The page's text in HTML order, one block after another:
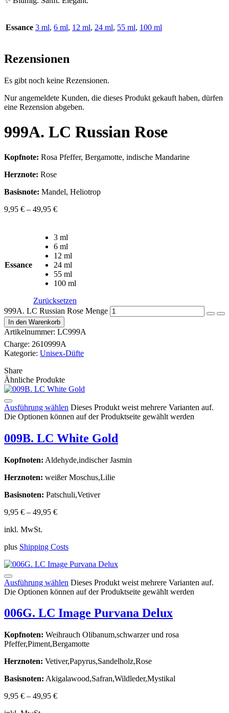
Essance 3 ml, 6 ml, 12 ml, 24 ml, 55 ml, 100 ml
Rezensionen
Es gibt noch keine Rezensionen.
Nur angemeldete Kunden, die dieses Produkt gekauft haben, dürfen
eine Rezension abgeben.
999A. LC Russian Rose
Kopfnote: Rosa Pfeffer, Bergamotte, indische Mandarine
Herznote: Rose
Basisnote: Mandel, Heliotrop
9,95 € – 49,95 €
Essance
3 ml
6 ml
12 ml
24 ml
55 ml
100 ml
Zurücksetzen
999A. LC Russian Rose Menge
In den Warenkorb
Artikelnummer: LC999A
Charge: 2610999A
Kategorie: Unisex-Düfte
Share
Ähnliche Produkte
Ausführung wählen Dieses Produkt weist mehrere Varianten auf.
Die Optionen können auf der Produktseite gewählt werden
009B. LC White Gold
Kopfnoten: Aldehyde,indischer Jasmin
Herznoten: weißer Moschus,Lilie
Basisnoten: Patschuli,Vetiver
9,95 € – 49,95 €
inkl. MwSt.
plus Shipping Costs
Ausführung wählen Dieses Produkt weist mehrere Varianten auf.
Die Optionen können auf der Produktseite gewählt werden
006G. LC Image Purvana Delux
Kopfnoten: Weihrauch Olibanum,schwarzer und rosa
Pfeffer,Piment,Bergamotte
Herznoten: Vetiver,Papyrus,Sandelholz,Rose
Basisnoten: Akigalawood,Safran,Wildleder,Mystikal
9,95 € – 49,95 €